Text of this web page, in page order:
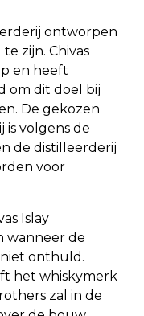
ontworpen
zijn. Chivas
en heeft
om dit doel bij
De gekozen
is volgens de
de distilleerderij
voor
Islay
wanneer de
onthuld.
het whiskymerk
zal in de